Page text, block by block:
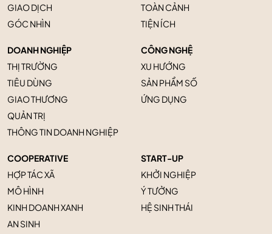
GIAO DỊCH
GÓC NHÌN
TOÀN CẢNH
TIỆN ÍCH
DOANH NGHIỆP
THỊ TRƯỜNG
TIÊU DÙNG
GIAO THƯƠNG
QUẢN TRỊ
THÔNG TIN DOANH NGHIỆP
CÔNG NGHỆ
XU HƯỚNG
SẢN PHẨM SỐ
ỨNG DỤNG
COOPERATIVE
HỢP TÁC XÃ
MÔ HÌNH
KINH DOANH XANH
AN SINH
START-UP
KHỞI NGHIỆP
Ý TƯỞNG
HỆ SINH THÁI